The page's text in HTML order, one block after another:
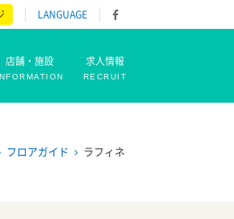
LANGUAGE
店舗・施設 求人情報
RECRUIT
フロアガイド ラフィネ